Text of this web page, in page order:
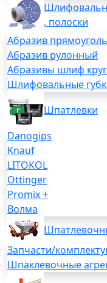
, полоски
Абразив
Абразив рулонный
Абразивы шлиф круг
Шлифовальные
Шпатлевки
Danogips
Knauf
LITOKOL
Ottinger
Promix +
Волма
Запчасти/
Шпаклевочные